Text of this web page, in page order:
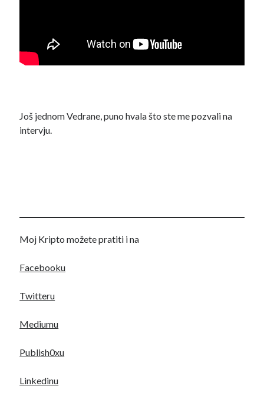
Još jednom Vedrane, puno hvala što ste me pozvali na
intervju.
Moj Kripto možete pratiti i na
Facebooku
Twitteru
Mediumu
Publish0xu
Linkedinu